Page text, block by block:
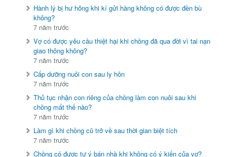
Hành lý bị hư hỏng khi kí gửi hàng không có được đền bù
không?
7 năm trước
Vợ có được yêu cầu thiệt hại khi chồng đã qua đời vì tai nạn
giao thông không?
7 năm trước
Cấp dưỡng nuôi con sau ly hôn
7 năm trước
Thủ tục nhận con riêng của chồng làm con nuôi sau khi
chồng mất thế nào?
7 năm trước
Làm gì khi chồng cũ trở về sau thời gian biệt tích
7 năm trước
Chồng có được tự ý bán nhà khi không có ý kiến của vợ?